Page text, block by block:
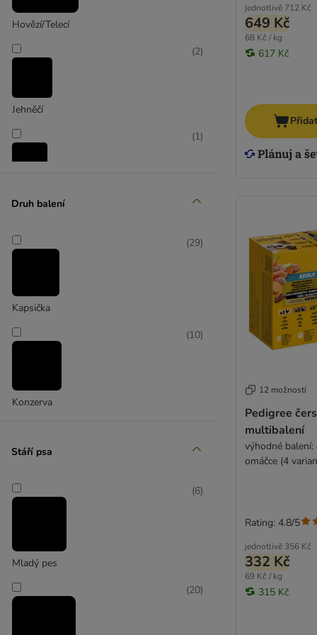
Dog´s Love
Fleischeslust
GranataPet
GRAU
Hill's Prescription Diet Canine
JosiDog
Mjamjam
Natural Trainer
Pure Nature
Purbello
Rinti
Rinti Canine speciální dieta
Rosie's Farm
Hovězí/Telecí
Jehněčí
(2)
(1)
Druh balení
Kapsička
(29)
Konzerva
(10)
Stáří psa
Mladý pes
(6)
(20)
jednotlivě 712 Kč
649 Kč
68 Kč / kg
617 Kč
12 možností
Pedigree
multibalení
výhodné
omáčce (4
jednotlivě 356 Kč
332 Kč
69 Kč / kg
315 Kč
Rating: 4.8/5